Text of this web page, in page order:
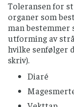
Toleransen for
organer som
man bestemmer
utforming av
hvilke senfølger
skriv).
Diaré